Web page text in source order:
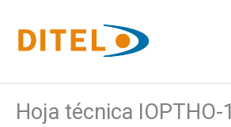
contenido
Hoja técnica IOPTHO-1